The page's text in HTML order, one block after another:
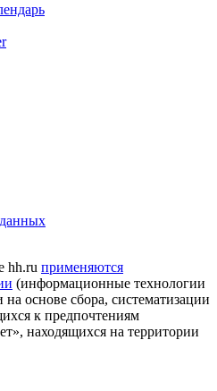
hh.ru применяются
(информационные технологии
основе сбора, систематизации
к предпочтениям
находящихся на территории